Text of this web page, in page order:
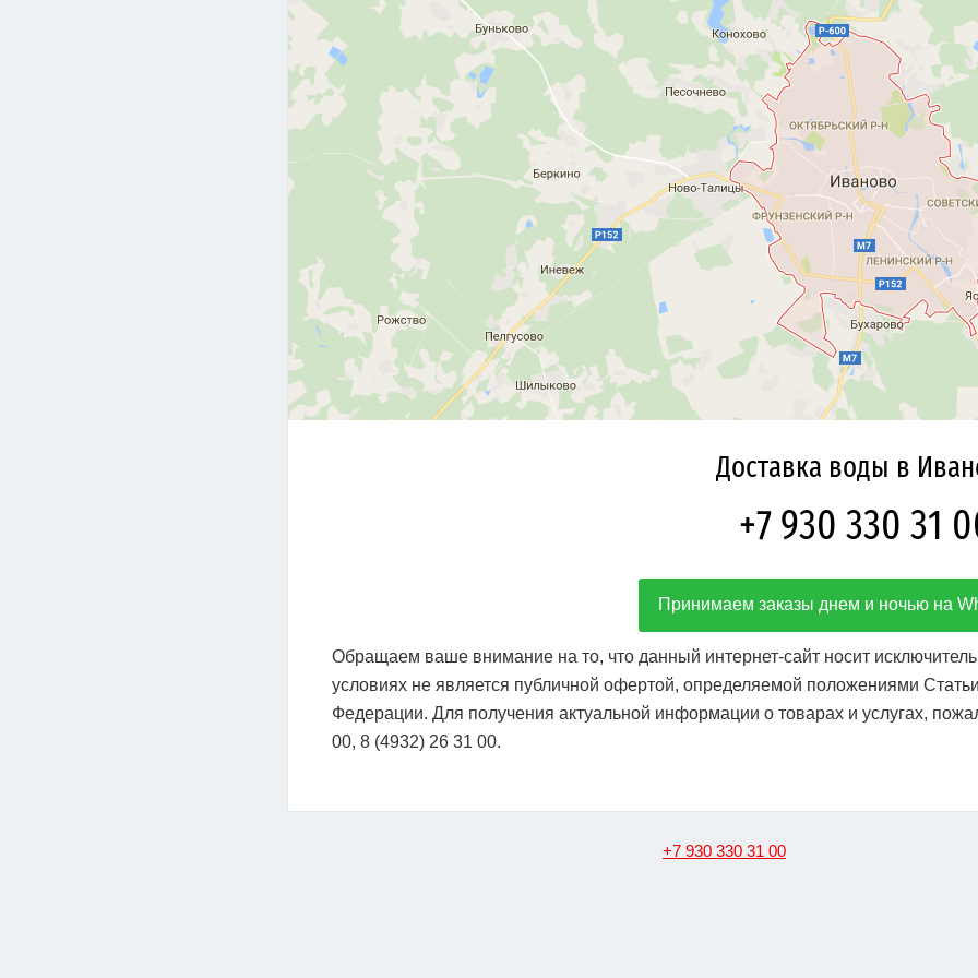
Доставка воды в
+7 930 330 31
Принимаем заказы днем и ночью на
Обращаем ваше внимание на то, что данный интернет-сайт носит
условиях не является публичной офертой, определяемой положениями
Федерации. Для получения актуальной информации о товарах и услугах,
00, 8 (4932) 26 31 00.
+7 930 330 31 00